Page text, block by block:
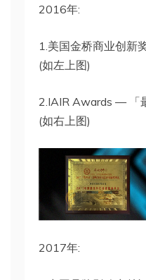
2016年:
1.美国金桥商业创新
(如左上图)
2.IAIR Awards — 「
(如右上图)
2017年: